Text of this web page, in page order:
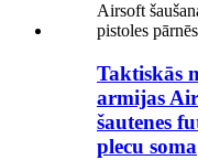
Taktiskās
armijas
šautenes
plecu soma